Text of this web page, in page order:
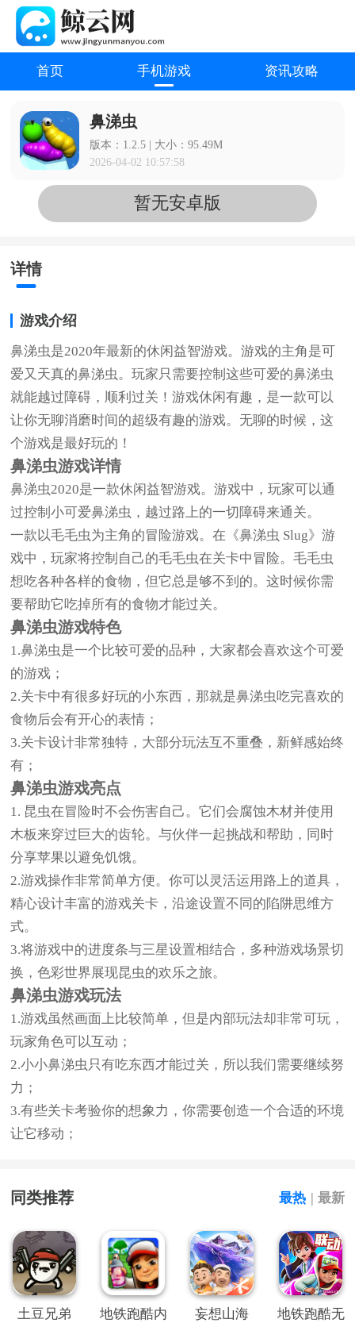
首页 手机游戏 资讯攻略
鼻涕虫
版本：1.2.5 | 大小：95.49M
2026-04-02 10:57:58
暂无安卓版
详情
游戏介绍
鼻涕虫是2020年最新的休闲益智游戏。游戏的主角是可
爱又天真的鼻涕虫。玩家只需要控制这些可爱的鼻涕虫
就能越过障碍，顺利过关！游戏休闲有趣，是一款可以
让你无聊消磨时间的超级有趣的游戏。无聊的时候，这
个游戏是最好玩的！
鼻涕虫游戏详情
鼻涕虫2020是一款休闲益智游戏。游戏中，玩家可以通
过控制小可爱鼻涕虫，越过路上的一切障碍来通关。
一款以毛毛虫为主角的冒险游戏。在《鼻涕虫 Slug》游
戏中，玩家将控制自己的毛毛虫在关卡中冒险。毛毛虫
想吃各种各样的食物，但它总是够不到的。这时候你需
要帮助它吃掉所有的食物才能过关。
鼻涕虫游戏特色
1.鼻涕虫是一个比较可爱的品种，大家都会喜欢这个可爱
的游戏；
2.关卡中有很多好玩的小东西，那就是鼻涕虫吃完喜欢的
食物后会有开心的表情；
3.关卡设计非常独特，大部分玩法互不重叠，新鲜感始终
有；
鼻涕虫游戏亮点
1. 昆虫在冒险时不会伤害自己。它们会腐蚀木材并使用
木板来穿过巨大的齿轮。与伙伴一起挑战和帮助，同时
分享苹果以避免饥饿。
2.游戏操作非常简单方便。你可以灵活运用路上的道具，
精心设计丰富的游戏关卡，沿途设置不同的陷阱思维方
式。
3.将游戏中的进度条与三星设置相结合，多种游戏场景切
换，色彩世界展现昆虫的欢乐之旅。
鼻涕虫游戏玩法
1.游戏虽然画面上比较简单，但是内部玩法却非常可玩，
玩家角色可以互动；
2.小小鼻涕虫只有吃东西才能过关，所以我们需要继续努
力；
3.有些关卡考验你的想象力，你需要创造一个合适的环境
让它移动；
同类推荐 最热 | 最新
土豆兄弟
地铁跑酷内
妄想山海
地铁跑酷无